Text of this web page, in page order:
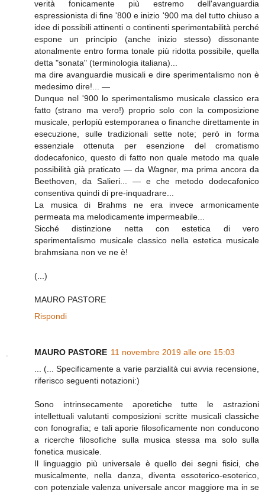
verità fonicamente più estremo dell'avanguardia
espressionista di fine '800 e inizio '900 ma del tutto chiuso a
idee di possibili attinenti o continenti sperimentabilità perché
espone un principio (anche inizio stesso) dissonante
atonalmente entro forma tonale più ridotta possibile, quella
detta "sonata" (terminologia italiana)...
ma dire avanguardie musicali e dire sperimentalismo non è
medesimo dire!... —
Dunque nel '900 lo sperimentalismo musicale classico era
fatto (strano ma vero!) proprio solo con la composizione
musicale, perlopiù estemporanea o finanche direttamente in
esecuzione, sulle tradizionali sette note; però in forma
essenziale ottenuta per esenzione del cromatismo
dodecafonico, questo di fatto non quale metodo ma quale
possibilità già praticato — da Wagner, ma prima ancora da
Beethoven, da Salieri... — e che metodo dodecafonico
consentiva quindi di pre-inquadrare...
La musica di Brahms ne era invece armonicamente
permeata ma melodicamente impermeabile...
Sicché distinzione netta con estetica di vero
sperimentalismo musicale classico nella estetica musicale
brahmsiana non ve ne è!
(...)
MAURO PASTORE
Rispondi
MAURO PASTORE 11 novembre 2019 alle ore 15:03
... (... Specificamente a varie parzialità cui avvia recensione,
riferisco seguenti notazioni:)
Sono intrinsecamente aporetiche tutte le astrazioni
intellettuali valutanti composizioni scritte musicali classiche
con fonografia; e tali aporie filosoficamente non conducono
a ricerche filosofiche sulla musica stessa ma solo sulla
fonetica musicale.
Il linguaggio più universale è quello dei segni fisici, che
musicalmente, nella danza, diventa essoterico-esoterico,
con potenziale valenza universale ancor maggiore ma in se